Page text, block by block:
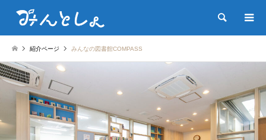
検索
紹介ページ みんなの図書館COMPASS